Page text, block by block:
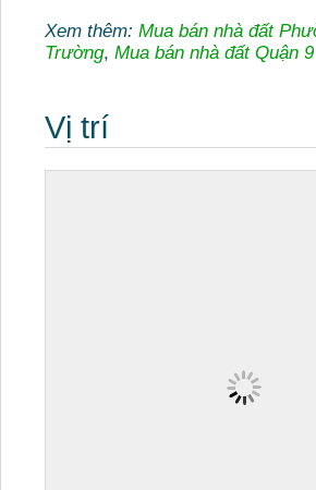
Xem thêm: Mua bán nhà đất
Trường, Mua bán nhà đất Quận 9
Vị trí